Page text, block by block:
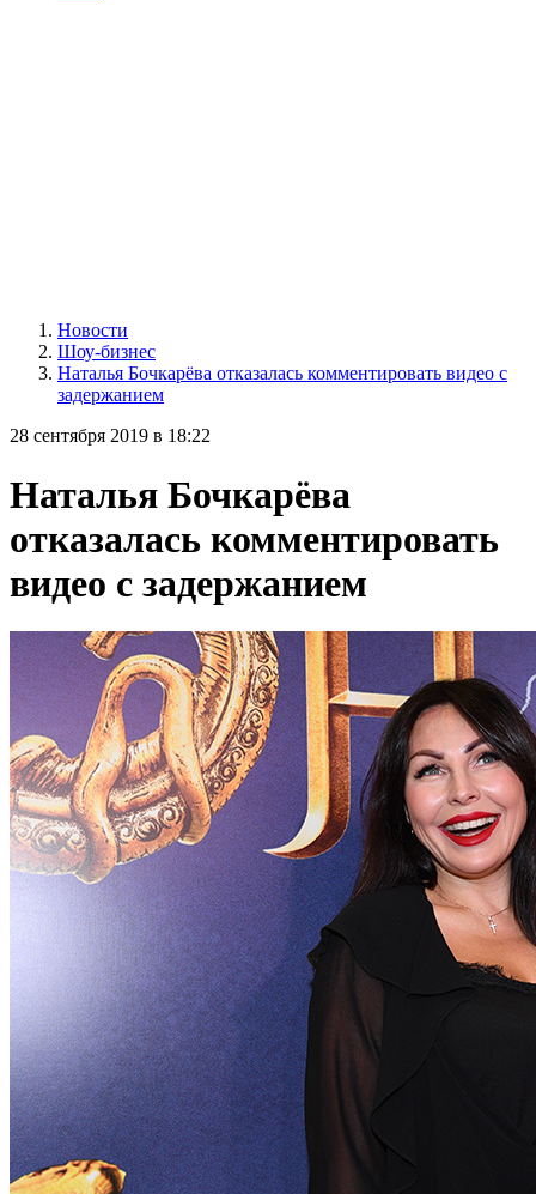
Новости
Шоу-бизнес
Наталья Бочкарёва отказалась комментировать видео с
задержанием
28 сентября 2019 в 18:22
Наталья Бочкарёва
отказалась комментировать
видео с задержанием